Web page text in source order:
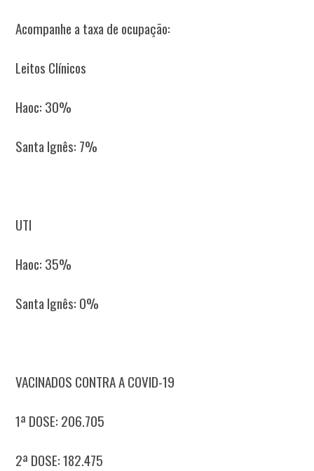
Acompanhe a taxa de ocupação:
Leitos Clínicos
Haoc: 30%
Santa Ignês: 7%
UTI
Haoc: 35%
Santa Ignês: 0%
VACINADOS CONTRA A COVID-19
1ª DOSE: 206.705
2ª DOSE: 182.475